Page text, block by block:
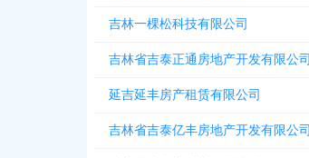
吉林一棵松科技有限公司
吉林省吉泰正通房地产开发有限公司
延吉延丰房产租赁有限公司
吉林省吉泰亿丰房地产开发有限公司